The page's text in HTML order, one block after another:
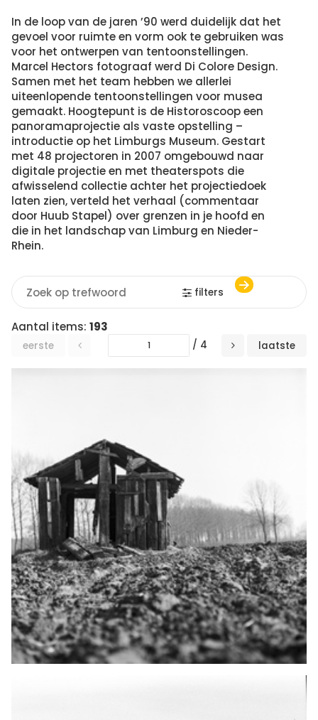
In de loop van de jaren ’90 werd duidelijk dat het
gevoel voor ruimte en vorm ook te gebruiken was
voor het ontwerpen van tentoonstellingen.
Marcel Hectors fotograaf werd Di Colore Design.
Samen met het team hebben we allerlei
uiteenlopende tentoonstellingen voor musea
gemaakt. Hoogtepunt is de Historoscoop een
panoramaprojectie als vaste opstelling –
introductie op het Limburgs Museum. Gestart
met 48 projectoren in 2007 omgebouwd naar
digitale projectie en met theaterspots die
afwisselend collectie achter het projectiedoek
laten zien, verteld het verhaal (commentaar
door Huub Stapel) over grenzen in je hoofd en
die in het landschap van Limburg en Nieder-
Rhein.
filters
Aantal items: 193
eerste / 4 laatste